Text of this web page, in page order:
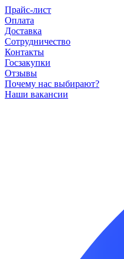
Прайс-лист
Оплата
Доставка
Сотрудничество
Контакты
Госзакупки
Отзывы
Почему нас выбирают?
Наши вакансии